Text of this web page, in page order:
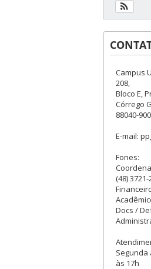
Campus
208,
Bloco E,
Córrego
88040-
E-mail:
Fones:
(48) 3721-
Docs /
Segunda
às 17h